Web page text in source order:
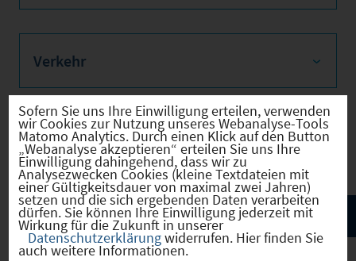
Verkehr
Infrastruktur
Sofern Sie uns Ihre Einwilligung erteilen, verwenden
wir Cookies zur Nutzung unseres Webanalyse-Tools
Matomo Analytics. Durch einen Klick auf den Button
„Webanalyse akzeptieren“ erteilen Sie uns Ihre
Einwilligung dahingehend, dass wir zu
Analysezwecken Cookies (kleine Textdateien mit
einer Gültigkeitsdauer von maximal zwei Jahren)
setzen und die sich ergebenden Daten verarbeiten
dürfen. Sie können Ihre Einwilligung jederzeit mit
Wirkung für die Zukunft in unserer
Datenschutzerklärungwiderrufen. Hier finden Sie
auch weitere Informationen.